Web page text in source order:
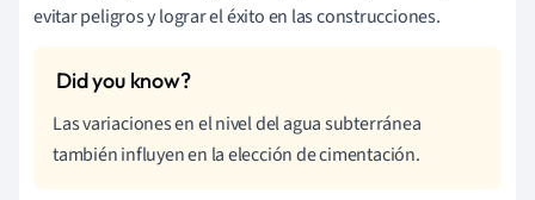
evitar peligros y lograr el éxito en las construcciones.
Las variaciones en el nivel del agua subterránea
también influyen en la elección de cimentación.